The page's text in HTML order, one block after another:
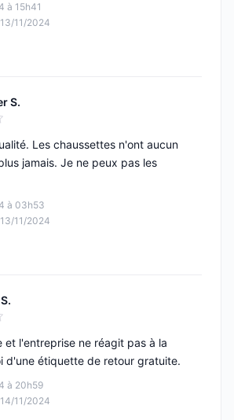
à 15h41
11/2024
S.
5
à 03h53
11/2024
Les chaussettes n'ont aucun
jamais. Je ne peux pas les
5
à 20h59
11/2024
et l'entreprise ne réagit pas à la
d'une étiquette de retour gratuite.